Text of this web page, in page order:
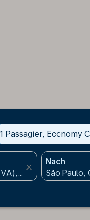
1 Passagier, Economy
close
Nach